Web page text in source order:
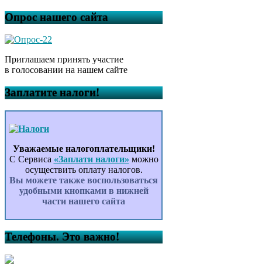
Опрос нашего сайта
Приглашаем принять участие
в голосовании на нашем сайте
Заплатите налоги!
Уважаемые налогоплательщики!
С Сервиса «Заплати налоги» можно
осуществить оплату налогов.
Вы можете также воспользоваться
удобными кнопками в нижней
части нашего сайта
Телефоны. Это важно!